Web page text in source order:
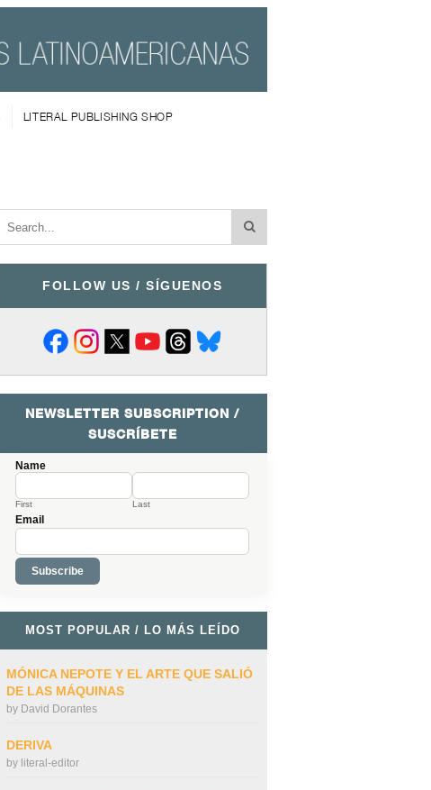
LITERAL PUBLISHING SHOP
FOLLOW US / SÍGUENOS
NEWSLETTER SUBSCRIPTION /
SUSCRÍBETE
Name
First Last
Email
MOST POPULAR / LO MÁS LEÍDO
MÓNICA NEPOTE Y EL ARTE QUE SALIÓ
DE LAS MÁQUINAS
by David Dorantes
DERIVA
by literal-editor